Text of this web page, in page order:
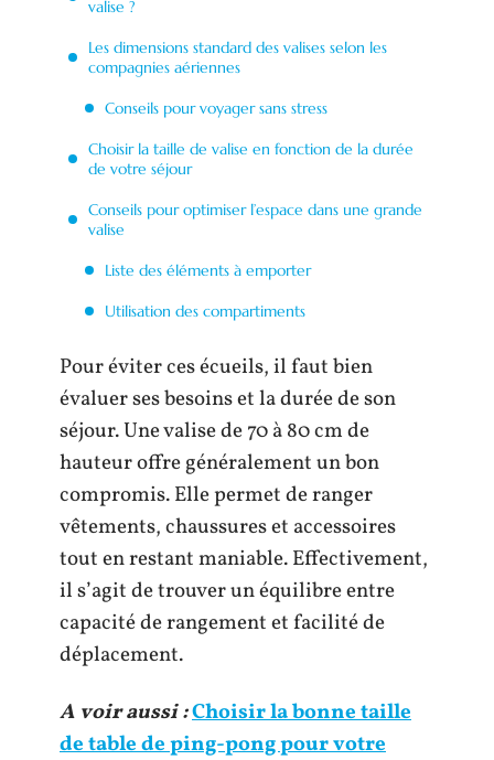
valise ?
Les dimensions standard des valises selon les
compagnies aériennes
Conseils pour voyager sans stress
Choisir la taille de valise en fonction de la durée
de votre séjour
Conseils pour optimiser l’espace dans une grande
valise
Liste des éléments à emporter
Utilisation des compartiments
Pour éviter ces écueils, il faut bien
évaluer ses besoins et la durée de son
séjour. Une valise de 70 à 80 cm de
hauteur offre généralement un bon
compromis. Elle permet de ranger
vêtements, chaussures et accessoires
tout en restant maniable. Effectivement,
il s’agit de trouver un équilibre entre
capacité de rangement et facilité de
déplacement.
A voir aussi :Choisir la bonne taille
de table de ping-pong pour votre